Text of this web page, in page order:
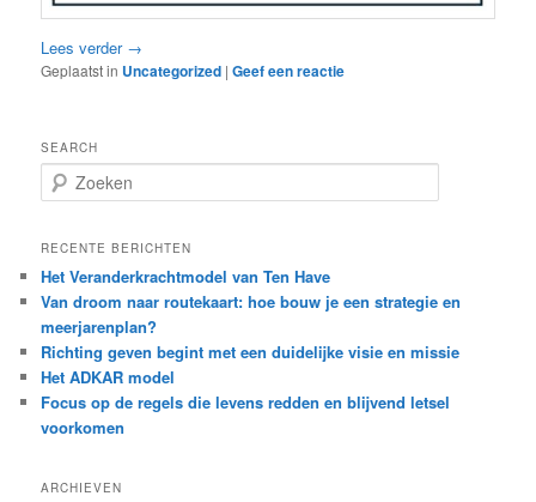
Lees verder →
Geplaatst in Uncategorized |Geef een reactie
SEARCH
o
k
n
RECENTE BERICHTEN
Het Veranderkrachtmodel van Ten Have
Van droom naar routekaart: hoe bouw je een strategie en
meerjarenplan?
Richting geven begint met een duidelijke visie en missie
Het ADKAR model
Focus op de regels die levens redden en blijvend letsel
voorkomen
ARCHIEVEN